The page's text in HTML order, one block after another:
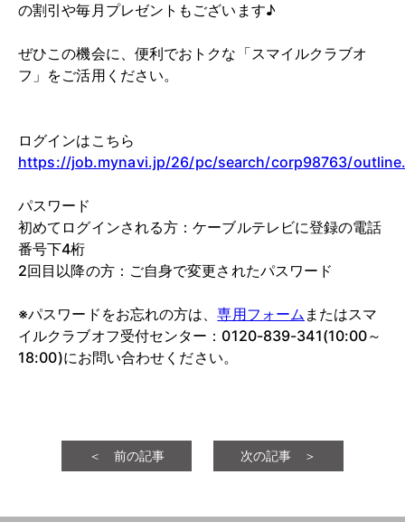
の割引や毎月プレゼントもございます♪
ぜひこの機会に、便利でおトクな「スマイルクラブオ
フ」をご活用ください。
ログインはこちら
https://job.mynavi.jp/26/pc/search/corp98763/
パスワード
初めてログインされる方：ケーブルテレビに登録の電話
番号下4桁
2回目以降の方：ご自身で変更されたパスワード
※パスワードをお忘れの方は、専用フォーム またはスマ
イルクラブオフ受付センター：0120-839-341(10:00～
18:00)にお問い合わせください。
＜ 前の記事 次の記事 ＞